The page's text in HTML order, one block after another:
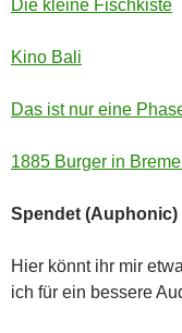
Die kleine Fischkiste
Kino Bali
Das ist nur eine
1885 Burger in
Spendet (Auphonic)
Hier könnt ihr mir
ich für ein bessere